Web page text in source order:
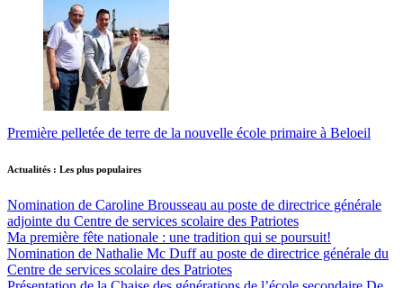
Première pelletée de terre de la nouvelle école primaire à Beloeil
Actualités : Les plus populaires
Nomination de Caroline Brousseau au poste de directrice générale
adjointe du Centre de services scolaire des Patriotes
Ma première fête nationale : une tradition qui se poursuit!
Nomination de Nathalie Mc Duff au poste de directrice générale du
Centre de services scolaire des Patriotes